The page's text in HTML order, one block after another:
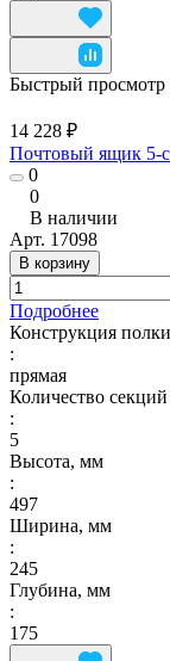
Быстрый просмотр
14 228 ₽
Почтовый ящик 5-
0
0
В наличии
Арт. 17098
В корзину
Подробнее
Конструкция
:
прямая
Количество
:
5
Высота, мм
:
497
Ширина, мм
:
245
Глубина, мм
:
175